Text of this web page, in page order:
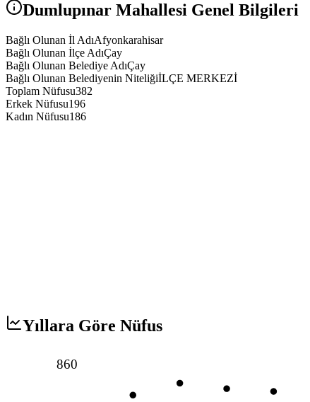
Dumlupınar Mahallesi Genel Bilgileri
Bağlı Olunan İl AdıAfyonkarahisar
Bağlı Olunan İlçe AdıÇay
Bağlı Olunan Belediye AdıÇay
Bağlı Olunan Belediyenin NiteliğiİLÇE MERKEZİ
Toplam Nüfusu382
Erkek Nüfusu196
Kadın Nüfusu186
Yıllara Göre Nüfus
860